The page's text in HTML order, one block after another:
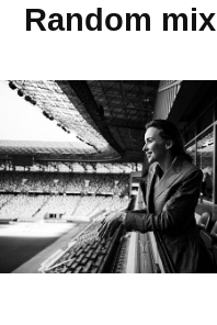
Random mix